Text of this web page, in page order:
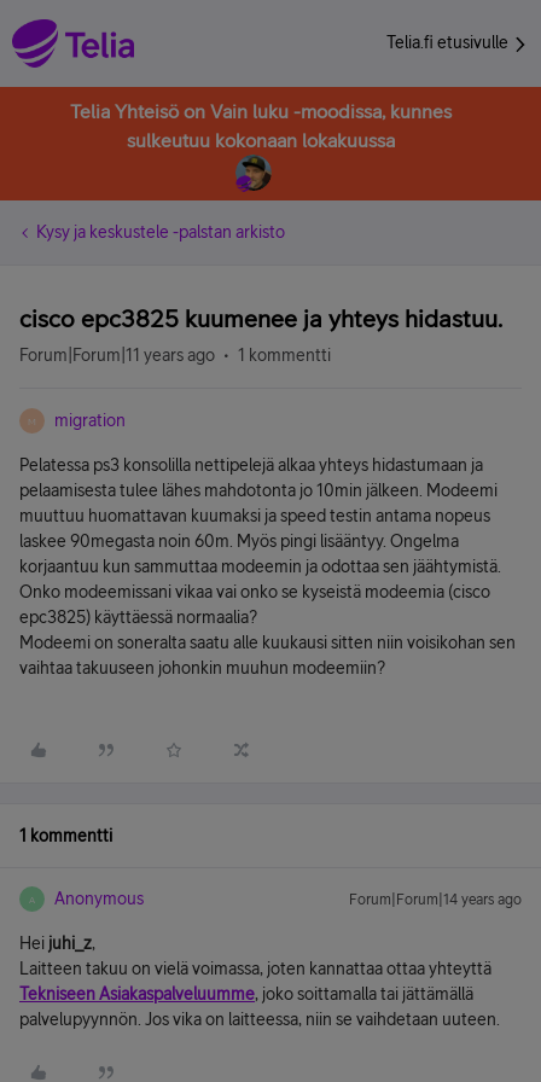
Telia.fi etusivulle
Telia Yhteisö on Vain luku -moodissa, kunnes
sulkeutuu kokonaan lokakuussa
Kysy ja keskustele -palstan arkisto
cisco epc3825 kuumenee ja yhteys hidastuu.
Forum|Forum|11 years ago 1 kommentti
M migration
Pelatessa ps3 konsolilla nettipelejä alkaa yhteys hidastumaan ja
pelaamisesta tulee lähes mahdotonta jo 10min jälkeen. Modeemi
muuttuu huomattavan kuumaksi ja speed testin antama nopeus
laskee 90megasta noin 60m. Myös pingi lisääntyy. Ongelma
korjaantuu kun sammuttaa modeemin ja odottaa sen jäähtymistä.
Onko modeemissani vikaa vai onko se kyseistä modeemia (cisco
epc3825) käyttäessä normaalia?
Modeemi on soneralta saatu alle kuukausi sitten niin voisikohan sen
vaihtaa takuuseen johonkin muuhun modeemiin?
1 kommentti
A Anonymous Forum|Forum|14 years ago
Hei juhi_z,
Laitteen takuu on vielä voimassa, joten kannattaa ottaa yhteyttä
Tekniseen Asiakaspalveluumme, joko soittamalla tai jättämällä
palvelupyynnön. Jos vika on laitteessa, niin se vaihdetaan uuteen.